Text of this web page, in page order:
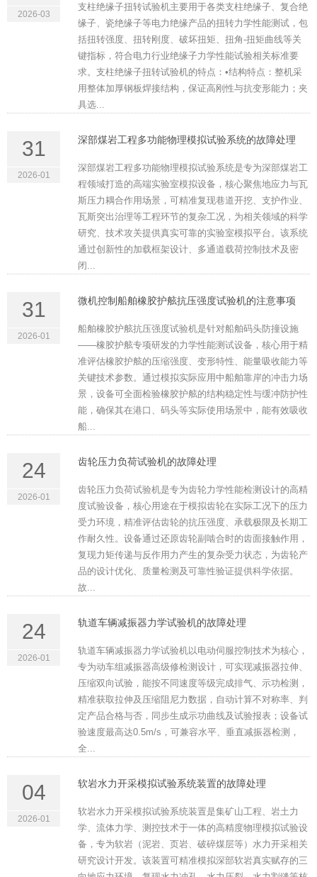
2026-03
支柱绝缘子扭转试验机主要用于各类支柱绝缘子、复合绝
缘子、瓷绝缘子等电力绝缘产品的扭转力学性能测试，包
括扭转强度、扭转刚度、破坏扭矩、扭角-扭矩曲线等关
键指标，符合电力行业绝缘子力学性能试验相关标准要
求。支柱绝缘子扭转试验机的特点：•结构特点：整机采
用整体加厚钢板焊接结构，保证高刚性与抗变形能力；夹
具选...
31
2026-01
深部煤岩工程多功能物理模拟试验系统的故障处理
深部煤岩工程多功能物理模拟试验系统是专为深部煤岩工
程领域打造的高端实验室模拟设备，核心聚焦地应力与瓦
斯压力耦合作用场景，可精准复现巷道开挖、支护作业、
瓦斯突出治理等工程环节的复杂工况，为相关领域的科学
研究、技术攻关提供真实可靠的实验室模拟平台。该系统
通过创新性的加载框架设计、多通道载荷控制技术及密
闭...
31
2026-01
微机控制船舶橡胶护舷抗压强度试验机的注意事项
船舶橡胶护舷抗压强度试验机是针对船舶码头防撞设施
——橡胶护舷专项研发的力学性能测试设备，核心用于精
准评估橡胶护舷的压缩强度、变形特性、能量吸收能力等
关键技术参数。通过模拟实际应用中船舶靠岸的冲击力场
景，设备可全面检验橡胶护舷的结构稳定性与缓冲防护性
能，确保其在港口、码头等实际使用场景中，能有效吸收
船...
24
2026-01
齿轮压力负荷试验机的故障处理
齿轮压力负荷试验机是专为齿轮力学性能检测设计的高精
度试验设备，核心用途在于模拟齿轮在实际工况下的压力
受力环境，精准评估齿轮的抗压强度、承载极限及长期工
作耐久性。设备通过还原齿轮副啮合时的齿面接触作用，
复现力矩传递与反作用力产生的复杂受力状态，为齿轮产
品的设计优化、质量检测及可靠性验证提供科学依据。
故...
24
2026-01
轨道车辆减振器力学试验机的故障处理
轨道车辆减振器力学试验机以电动伺服控制技术为核心，
专为动车组减振器高级修检测设计，可实现减振器拉伸、
压缩双向试验，能按不同速度等级完成排气、示功检测，
精准获取拉伸及压缩阻尼力数据，自动计算不对称率、判
定产品合格与否，同步生成示功曲线及试验报表；设备试
验速度最高达0.5m/s，可兼容水平、垂直减振器检测，
全...
04
2026-01
软岩水力开采模拟试验系统装置的故障处理
软岩水力开采模拟试验系统装置是集矿山工程、岩土力
学、流体力学、测控技术于一体的高精度物理模拟试验设
备，专为软岩（泥岩、页岩、破碎煤层等）水力开采相关
研究设计开发。该装置可精准模拟深部软岩真实赋存的三